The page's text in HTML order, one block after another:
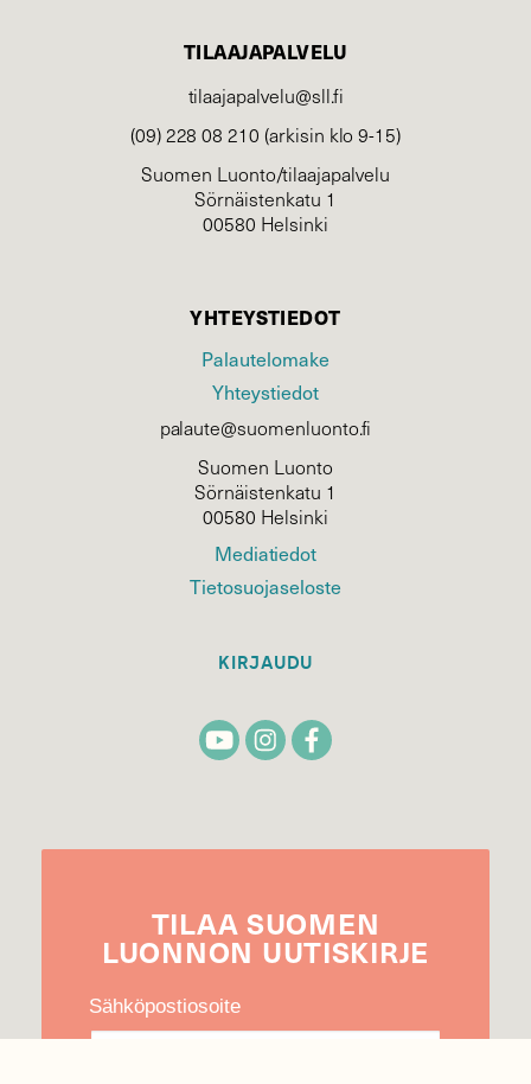
TILAAJAPALVELU
tilaajapalvelu@sll.fi
(09) 228 08 210 (arkisin klo 9-15)
Suomen Luonto/tilaajapalvelu
Sörnäistenkatu 1
00580 Helsinki
YHTEYSTIEDOT
Palautelomake
Yhteystiedot
palaute@suomenluonto.fi
Suomen Luonto
Sörnäistenkatu 1
00580 Helsinki
Mediatiedot
Tietosuojaseloste
KIRJAUDU
TILAA SUOMEN
LUONNON UUTIS­KIRJE
Sähköpostiosoite